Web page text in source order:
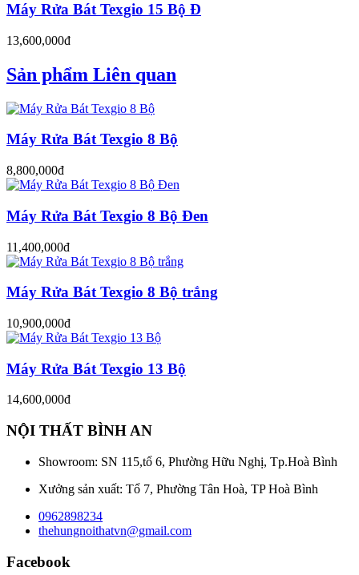
Máy Rửa Bát Texgio 15 Bộ Đ
13,600,000đ
Sản phẩm Liên quan
Máy Rửa Bát Texgio 8 Bộ
8,800,000đ
Máy Rửa Bát Texgio 8 Bộ Đen
11,400,000đ
Máy Rửa Bát Texgio 8 Bộ trắng
10,900,000đ
Máy Rửa Bát Texgio 13 Bộ
14,600,000đ
NỘI THẤT BÌNH AN
Showroom: SN 115,tổ 6, Phường Hữu Nghị, Tp.Hoà Bình
Xưởng sản xuất: Tổ 7, Phường Tân Hoà, TP Hoà Bình
0962898234
thehungnoithatvn@gmail.com
Facebook